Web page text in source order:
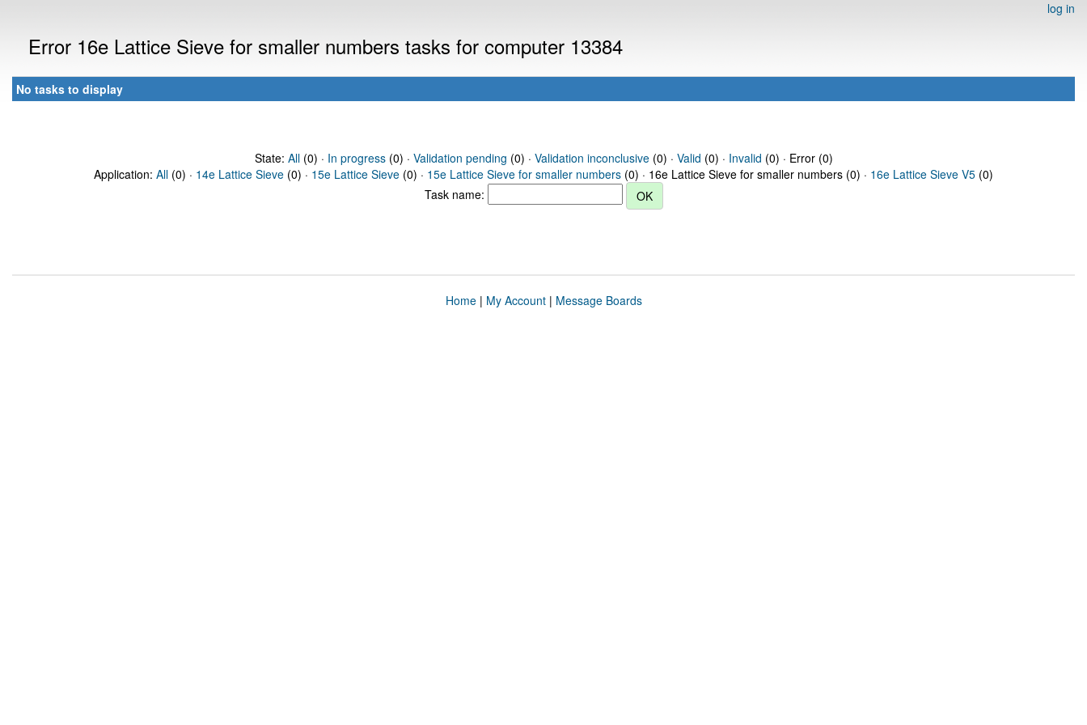
log in
Error 16e Lattice Sieve for smaller numbers tasks for computer 13384
No tasks to display
State: All(0) · In progress(0) · Validation pending (0) · Validation inconclusive(0) · Valid (0) · Invalid (0) · Error (0)
Application: All (0) · 14e Lattice Sieve (0) · 15e Lattice Sieve (0) · 15e Lattice Sieve for smaller numbers (0) · 16e Lattice Sieve for smaller numbers (0) · 16e Lattice Sieve V5 (0)
Task name:
Home| My Account| Message Boards